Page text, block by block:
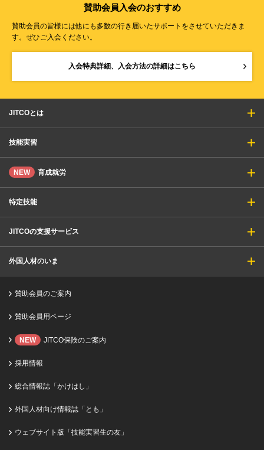
賛助会員入会のおすすめ
賛助会員の皆様には他にも多数の行き届いたサポートをさせていただきま
す。ぜひご入会ください。
入会特典詳細、入会方法の詳細はこちら
JITCOとは
技能実習
NEW 育成就労
特定技能
JITCOの支援サービス
外国人材のいま
賛助会員のご案内
賛助会員用ページ
NEW JITCO保険のご案内
採用情報
総合情報誌「かけはし」
外国人材向け情報誌「とも」
ウェブサイト版「技能実習生の友」